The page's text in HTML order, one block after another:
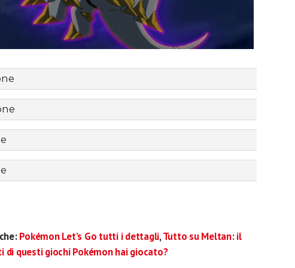
Pokémon Let’s Go tutti i dettagli,Tutto su Meltan: il
di questi giochi Pokémon hai giocato?